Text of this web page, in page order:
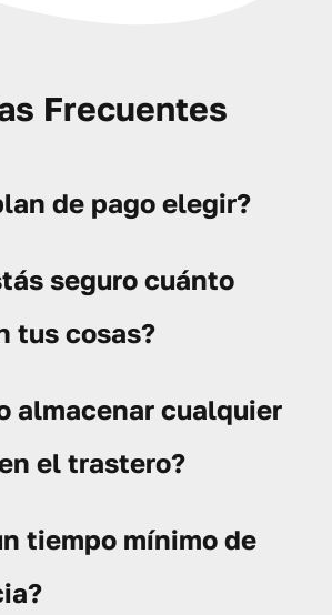
Frecuentes
de pago elegir?
seguro cuánto
tus cosas?
almacenar cualquier
el trastero?
tiempo mínimo de